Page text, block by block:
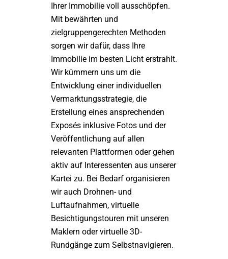
Ihrer Immobilie voll ausschöpfen.
Mit bewährten und
zielgruppengerechten Methoden
sorgen wir dafür, dass Ihre
Immobilie im besten Licht erstrahlt.
Wir kümmern uns um die
Entwicklung einer individuellen
Vermarktungsstrategie, die
Erstellung eines ansprechenden
Exposés inklusive Fotos und der
Veröffentlichung auf allen
relevanten Plattformen oder gehen
aktiv auf Interessenten aus unserer
Kartei zu. Bei Bedarf organisieren
wir auch Drohnen- und
Luftaufnahmen, virtuelle
Besichtigungstouren mit unseren
Maklern oder virtuelle 3D-
Rundgänge zum Selbstnavigieren.